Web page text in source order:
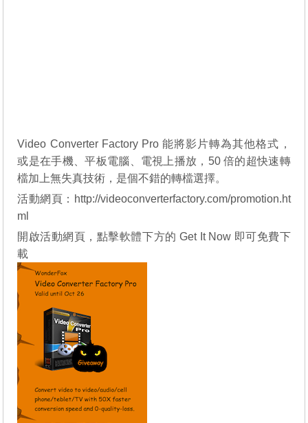
Video Converter Factory Pro 能將影片轉為其他格式，
或是在手機、平板電腦、電視上播放，50 倍的超快速轉
檔加上無失真技術，是個不錯的轉檔選擇。
活動網頁： http://videoconverterfactory.com/promotion.ht
ml
開啟活動網頁，點擊軟體下方的 Get It Now 即可免費下
載